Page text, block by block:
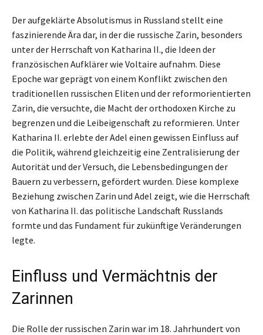
Der aufgeklärte Absolutismus in Russland stellt eine
faszinierende Ära dar, in der die russische Zarin, besonders
unter der Herrschaft von Katharina II., die Ideen der
französischen Aufklärer wie Voltaire aufnahm. Diese
Epoche war geprägt von einem Konflikt zwischen den
traditionellen russischen Eliten und der reformorientierten
Zarin, die versuchte, die Macht der orthodoxen Kirche zu
begrenzen und die Leibeigenschaft zu reformieren. Unter
Katharina II. erlebte der Adel einen gewissen Einfluss auf
die Politik, während gleichzeitig eine Zentralisierung der
Autorität und der Versuch, die Lebensbedingungen der
Bauern zu verbessern, gefördert wurden. Diese komplexe
Beziehung zwischen Zarin und Adel zeigt, wie die Herrschaft
von Katharina II. das politische Landschaft Russlands
formte und das Fundament für zukünftige Veränderungen
legte.
Einfluss und Vermächtnis der
Zarinnen
Die Rolle der russischen Zarin war im 18. Jahrhundert von